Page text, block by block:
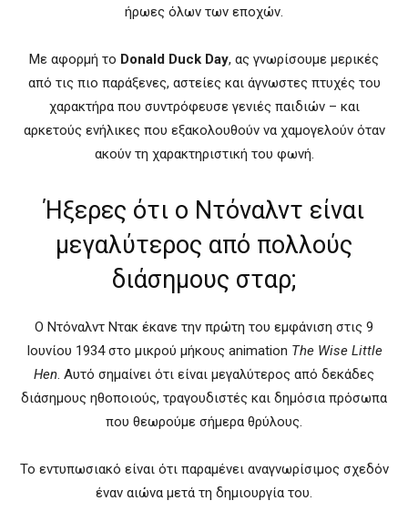
ήρωες όλων των εποχών.
Με αφορμή το Donald Duck Day, ας γνωρίσουμε μερικές
από τις πιο παράξενες, αστείες και άγνωστες πτυχές του
χαρακτήρα που συντρόφευσε γενιές παιδιών – και
αρκετούς ενήλικες που εξακολουθούν να χαμογελούν όταν
ακούν τη χαρακτηριστική του φωνή.
Ήξερες ότι ο Ντόναλντ είναι
μεγαλύτερος από πολλούς
διάσημους σταρ;
Ο Ντόναλντ Ντακ έκανε την πρώτη του εμφάνιση στις 9
Ιουνίου 1934 στο μικρού μήκους animation The Wise Little
Hen. Αυτό σημαίνει ότι είναι μεγαλύτερος από δεκάδες
διάσημους ηθοποιούς, τραγουδιστές και δημόσια πρόσωπα
που θεωρούμε σήμερα θρύλους.
Το εντυπωσιακό είναι ότι παραμένει αναγνωρίσιμος σχεδόν
έναν αιώνα μετά τη δημιουργία του.